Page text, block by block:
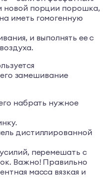
новой порции порошка,
иметь гомогенную
и выполнять ее с
замешивание
набрать нужное
дистиллированной
перемешать с
Важно! Правильно
масса вязкая и